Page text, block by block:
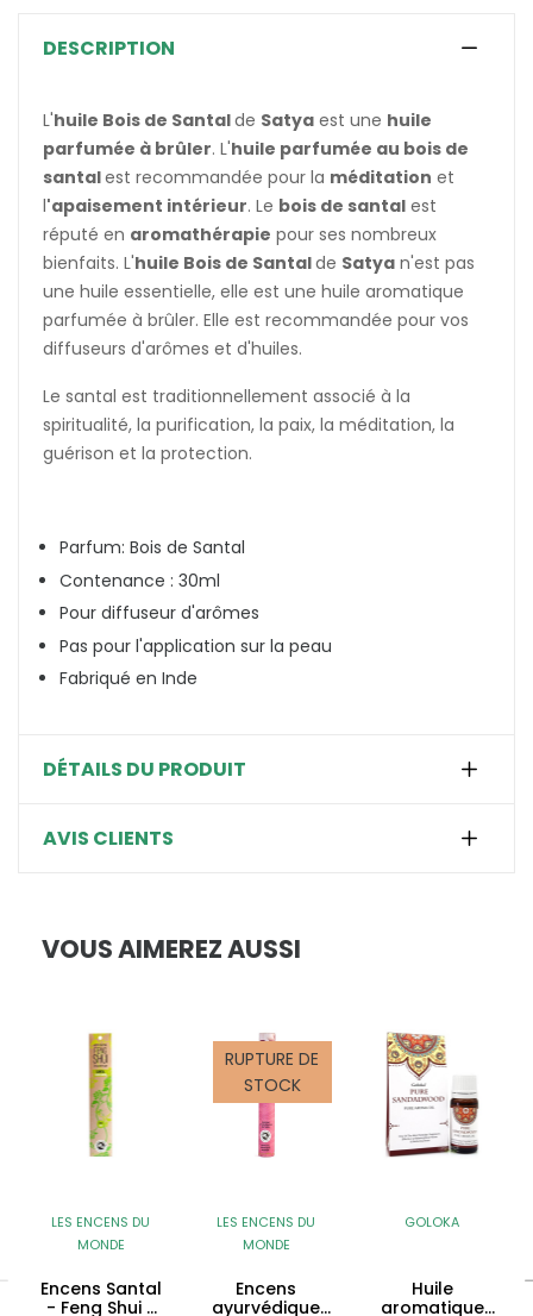
DESCRIPTION
L'huile Bois de Santalde Satya est une huile
parfumée à brûler. L'huile parfumée au bois de
santalest recommandée pour la méditation et
l'apaisement intérieur. Le bois de santal est
réputé en aromathérapie pour ses nombreux
bienfaits. L'huile Bois de Santalde Satya n'est pas
une huile essentielle, elle est une huile aromatique
parfumée à brûler. Elle est recommandée pour vos
diffuseurs d'arômes et d'huiles.
Le santal est traditionnellement associé à la
spiritualité, la purification, la paix, la méditation, la
guérison et la protection.
Parfum: Bois de Santal
Contenance : 30ml
Pour diffuseur d'arômes
Pas pour l'application sur la peau
Fabriqué en Inde
DÉTAILS DU PRODUIT
AVIS CLIENTS
VOUS AIMEREZ AUSSI
LES ENCENS DU
MONDE
Encens Santal
- Feng Shui -
RUPTURE DE
STOCK
LES ENCENS DU
MONDE
Encens
ayurvédique
GOLOKA
Huile
aromatique